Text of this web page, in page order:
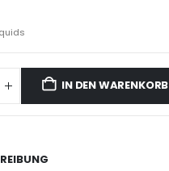
IN DEN WARENKORB